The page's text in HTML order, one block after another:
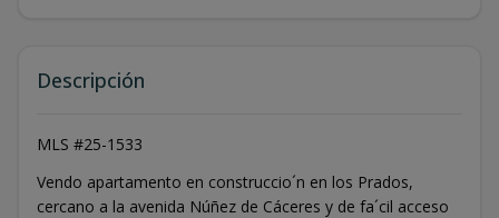
Descripción
MLS #25-1533
Vendo apartamento en construccio´n en los Prados,
cercano a la avenida Núñez de Cáceres y de fa´cil acceso